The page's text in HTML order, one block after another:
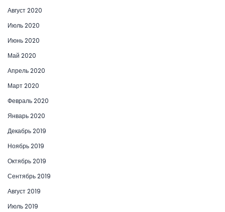
Август 2020
Июль 2020
Июнь 2020
Май 2020
Апрель 2020
Март 2020
Февраль 2020
Январь 2020
Декабрь 2019
Ноябрь 2019
Октябрь 2019
Сентябрь 2019
Август 2019
Июль 2019